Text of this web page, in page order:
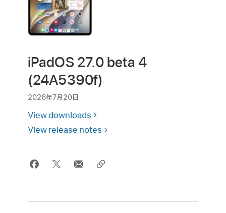
iPadOS 27.0 beta 4
(24A5390f)
2026年7月20日
View downloads
View release notes